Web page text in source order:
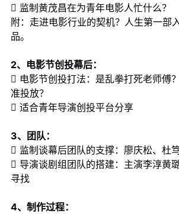
 监制黄茂昌在为青年电影人忙什么？
附：走进电影行业的契机？人生第一部
品。
2、电影节创投幕后：
 电影节创投打法：是乱拳打死老师傅
准投放？
 适合青年导演创投平台分享
3、团队：
 监制谈幕后团队的支撑：廖庆松、杜
 导演谈剧组团队的搭建：主演李淳黄
寻找
4、制作过程：